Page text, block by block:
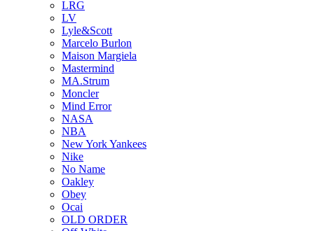
LRG
LV
Lyle&Scott
Marcelo Burlon
Maison Margiela
Mastermind
MA.Strum
Moncler
Mind Error
NASA
NBA
New York Yankees
Nike
No Name
Oakley
Obey
Ocai
OLD ORDER